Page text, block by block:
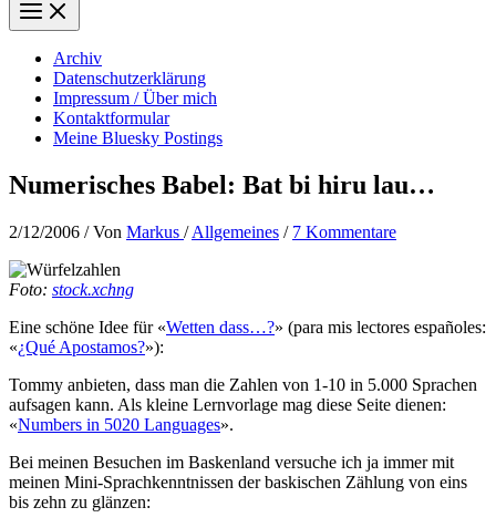
Main
Menu
Archiv
Datenschutzerklärung
Impressum / Über mich
Kontaktformular
Meine Bluesky Postings
Numerisches Babel: Bat bi hiru lau…
2/12/2006 / Von Markus /Allgemeines / 7 Kommentare
Foto: stock.xchng
Eine schöne Idee für «Wetten dass…?» (para mis lectores españoles:
«¿Qué Apostamos?»):
Tommy anbieten, dass man die Zahlen von 1-10 in 5.000 Sprachen
aufsagen kann. Als kleine Lernvorlage mag diese Seite dienen:
«Numbers in 5020 Languages».
Bei meinen Besuchen im Baskenland versuche ich ja immer mit
meinen Mini-Sprachkenntnissen der baskischen Zählung von eins
bis zehn zu glänzen: